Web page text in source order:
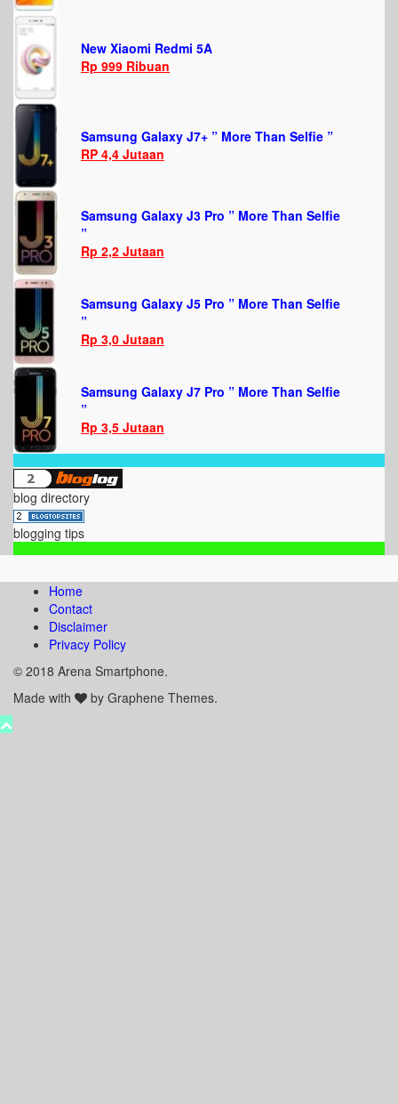
New Xiaomi Redmi 5A
Rp 999 Ribuan
Samsung Galaxy J7+ ” More Than Selfie ”
RP 4,4 Jutaan
Samsung Galaxy J3 Pro ” More Than Selfie
”
Rp 2,2 Jutaan
Samsung Galaxy J5 Pro ” More Than Selfie
”
Rp 3,0 Jutaan
Samsung Galaxy J7 Pro ” More Than Selfie
”
Rp 3,5 Jutaan
blog directory
blogging tips
Home
Contact
Disclaimer
Privacy Policy
© 2018 Arena Smartphone.
Made with
by Graphene Themes.